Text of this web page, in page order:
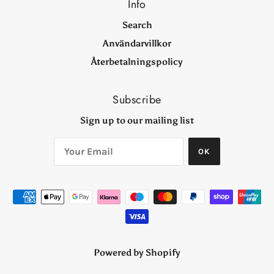
Info
Search
Användarvillkor
Återbetalningspolicy
Subscribe
Sign up to our mailing list
OK
Powered by Shopify